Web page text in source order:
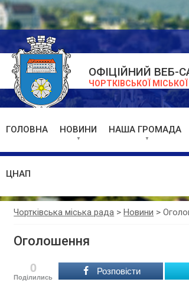
ОФІЦІЙНИЙ ВЕБ-
ЧОРТКІВСЬКОЇ
ГОЛОВНА НОВИНИ НАША ГРОМАДА
ЦНАП
Чортківська міська рада >Новини >
Оголошення
0
Поділились
Розповісти